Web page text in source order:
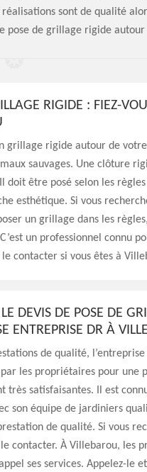
sont de qualité
pose de grillage rigide
RIGIDE : FIEZ-
grillage rigide autour de
sauvages. Une clôture
doit être posé selon les
esthétique. Si vous
un grillage dans les
un professionnel connu
le contacter si vous êtes à
DEVIS DE POSE DE
ENTREPRISE DR À
de qualité,
les propriétaires pour une
très satisfaisantes. Il est
son équipe de jardiniers
de qualité. Si vous
le contacter. À Villebarou, les
ses services. Appelez-le